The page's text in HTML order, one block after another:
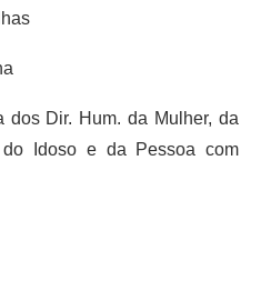
dos Dir. Hum. da Mulher, da
do Idoso e da Pessoa com